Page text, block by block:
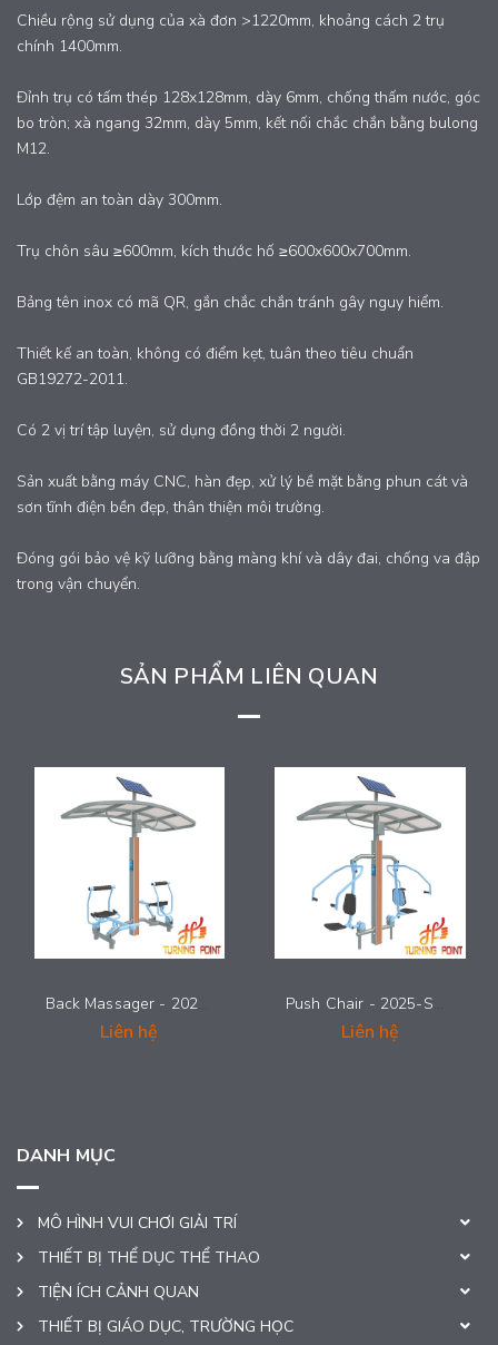
Chiều rộng sử dụng của xà đơn >1220mm, khoảng cách 2 trụ
chính 1400mm.
Đỉnh trụ có tấm thép 128x128mm, dày 6mm, chống thấm nước, góc
bo tròn; xà ngang 32mm, dày 5mm, kết nối chắc chắn bằng bulong
M12.
Lớp đệm an toàn dày 300mm.
Trụ chôn sâu ≥600mm, kích thước hố ≥600x600x700mm.
Bảng tên inox có mã QR, gắn chắc chắn tránh gây nguy hiểm.
Thiết kế an toàn, không có điểm kẹt, tuân theo tiêu chuẩn
GB19272-2011.
Có 2 vị trí tập luyện, sử dụng đồng thời 2 người.
Sản xuất bằng máy CNC, hàn đẹp, xử lý bề mặt bằng phun cát và
sơn tĩnh điện bền đẹp, thân thiện môi trường.
Đóng gói bảo vệ kỹ lưỡng bằng màng khí và dây đai, chống va đập
trong vận chuyển.
SẢN PHẨM LIÊN QUAN
Back Massager - 2025-SMG-011
Liên hệ
Push Chair - 2025-SMG-010
Liên hệ
DANH MỤC
MÔ HÌNH VUI CHƠI GIẢI TRÍ
THIẾT BỊ THỂ DỤC THỂ THAO
TIỆN ÍCH CẢNH QUAN
THIẾT BỊ GIÁO DỤC, TRƯỜNG HỌC